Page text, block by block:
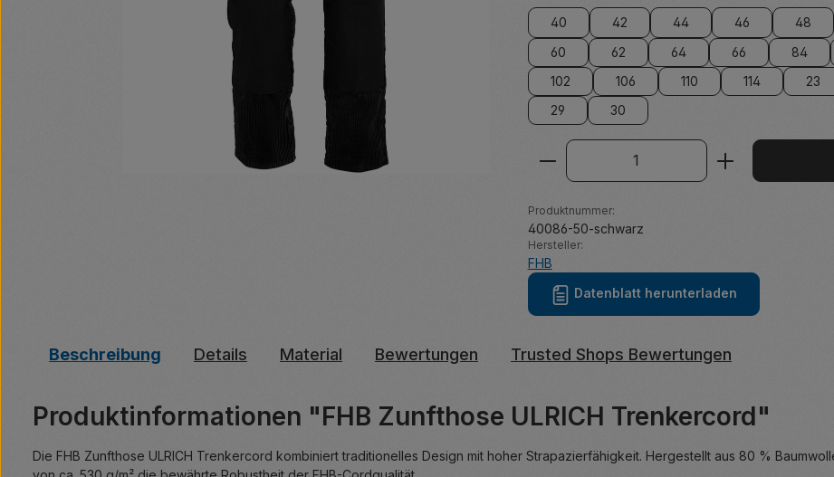
40 42 44 46 48
60
62 64 66 84
102
106 110 114 23
29
30
Produkt Anzahl: Gib den
Produktnummer:
40086-50-schwarz
Hersteller:
FHB
Datenblatt herunterladen
Beschreibung Details Material Bewertungen Trusted Shops Bewertungen
Produktinformationen "FHB Zunfthose ULRICH Trenkercord"
Die FHB Zunfthose ULRICH Trenkercord kombiniert traditionelles Design mit hoher Strapazierfähigkeit. Hergestellt aus 80 %